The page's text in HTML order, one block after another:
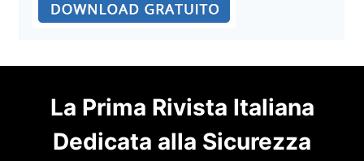
La Prima Rivista Italiana
Dedicata alla Sicurezza